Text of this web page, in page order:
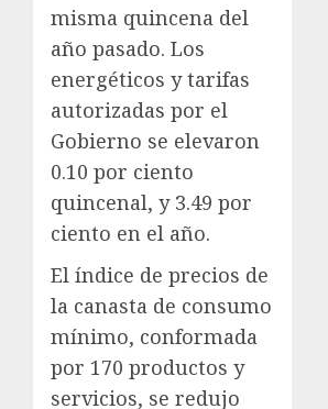
misma quincena del
año pasado. Los
energéticos y tarifas
autorizadas por el
Gobierno se elevaron
0.10 por ciento
quincenal, y 3.49 por
ciento en el año.
El índice de precios de
la canasta de consumo
mínimo, conformada
por 170 productos y
servicios, se redujo